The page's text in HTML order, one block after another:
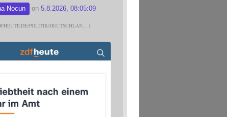
Nocun on5.8.2026, 08:05:09
POLITIK/DEUTSCHLAN